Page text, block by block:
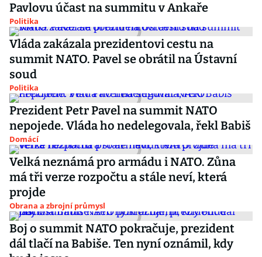
Pavlovu účast na summitu v Ankaře
Politika
Vláda zakázala prezidentovi cestu na
summit NATO. Pavel se obrátil na Ústavní
soud
Politika
Prezident Petr Pavel na summit NATO
nepojede. Vláda ho nedelegovala, řekl Babiš
Domácí
Velká neznámá pro armádu i NATO. Zůna
má tři verze rozpočtu a stále neví, která
projde
Obrana a zbrojní průmysl
Boj o summit NATO pokračuje, prezident
dál tlačí na Babiše. Ten nyní oznámil, kdy